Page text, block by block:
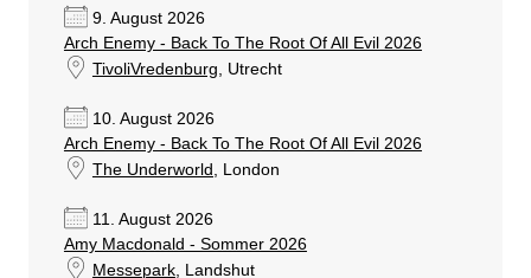
9. August 2026
Arch Enemy - Back To The Root Of All Evil 2026
TivoliVredenburg , Utrecht
10. August 2026
Arch Enemy - Back To The Root Of All Evil 2026
The Underworld
, London
11. August 2026
Amy Macdonald - Sommer 2026
Messepark, Landshut